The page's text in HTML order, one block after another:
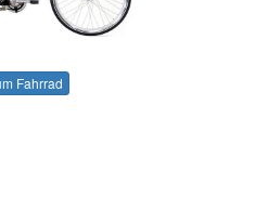
Fahrrad